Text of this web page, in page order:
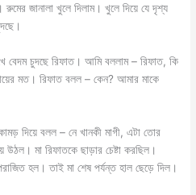
জানালা খুলে দিলাম। খুলে দিয়ে যে দৃশ্য
বেদম চুদছে রিফাত। আমি বললাম – রিফাত, কি
মত। রিফাত বলল – কেন? আমার মাকে
দিয়ে বলল – নে খানকী মাগী, এটা তোর
মা রিফাতকে ছাড়ার চেষ্টা করছিল।
হল। তাই মা শেষ পর্যন্ত হাল ছেড়ে দিল।